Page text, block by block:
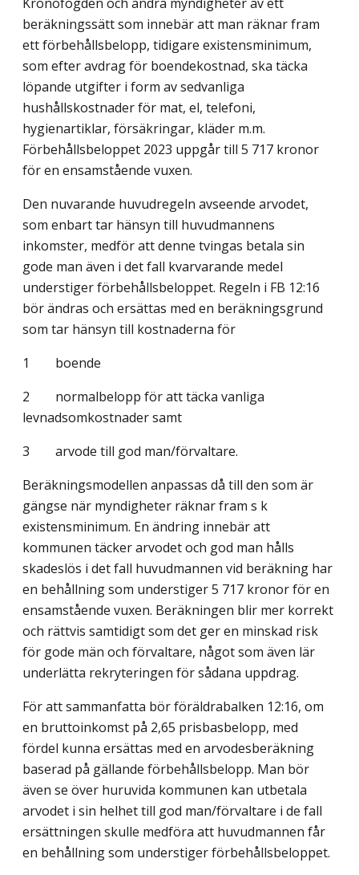
beräkningssätt som innebär att man räknar fram
ett förbehållsbelopp, tidigare existensminimum,
som efter avdrag för boendekostnad, ska täcka
löpande utgifter i form av sedvanliga
hushållskostnader för mat, el, telefoni,
hygienartiklar, försäkringar, kläder m.m.
Förbehållsbeloppet 2023 uppgår till 5 717 kronor
för en ensamstående vuxen.
Den nuvarande huvudregeln avseende arvodet,
som enbart tar hänsyn till huvud­mannens
inkomster, medför att denne tvingas betala sin
gode man även i det fall kvar­varande medel
understiger förbehållsbeloppet. Regeln i FB 12:16
bör ändras och ersättas med en beräkningsgrund
som tar hänsyn till kostnaderna för
1 boende
2 normalbelopp för att täcka vanliga
levnadsomkostnader samt
3 arvode till god man/förvaltare.
Beräkningsmodellen anpassas då till den som är
gängse när myndigheter räknar fram s k
existensminimum. En ändring innebär att
kommunen täcker arvodet och god man hålls
skadeslös i det fall huvudmannen vid beräkning har
en behållning som understiger 5 717 kronor för en
ensamstående vuxen. Beräkningen blir mer korrekt
och rättvis samtidigt som det ger en minskad risk
för gode män och förvaltare, något som även lär
underlätta rekryteringen för sådana uppdrag.
För att sammanfatta bör föräldrabalken 12:16, om
en bruttoinkomst på 2,65 prisbas­belopp, med
fördel kunna ersättas med en arvodesberäkning
baserad på gällande för­behållsbelopp. Man bör
även se över huruvida kommunen kan utbetala
arvodet i sin helhet till god man/förvaltare i de fall
ersättningen skulle medföra att huvudmannen får
en behållning som understiger förbehållsbeloppet.